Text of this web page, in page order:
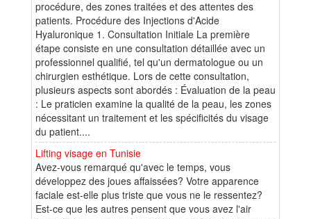
procédure, des zones traitées et des attentes des
patients. Procédure des Injections d'Acide
Hyaluronique 1. Consultation Initiale La première
étape consiste en une consultation détaillée avec un
professionnel qualifié, tel qu'un dermatologue ou un
chirurgien esthétique. Lors de cette consultation,
plusieurs aspects sont abordés : Évaluation de la peau
: Le praticien examine la qualité de la peau, les zones
nécessitant un traitement et les spécificités du visage
du patient....
Lifting visage en Tunisie
Avez-vous remarqué qu'avec le temps, vous
développez des joues affaissées? Votre apparence
faciale est-elle plus triste que vous ne le ressentez?
Est-ce que les autres pensent que vous avez l'air